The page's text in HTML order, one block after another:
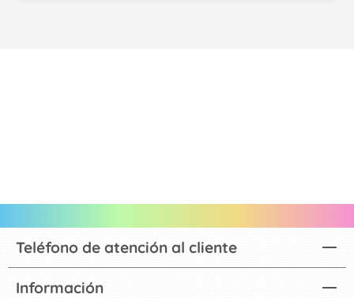
Teléfono de atención al cliente
Información